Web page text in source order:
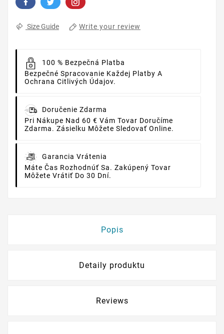
Size Guide Write your review
100 % Bezpečná Platba
Bezpečné Spracovanie Každej Platby A
Ochrana Citlivých Údajov.
Doručenie Zdarma
Pri Nákupe Nad 60 € Vám Tovar Doručíme
Zdarma. Zásielku Môžete Sledovať Online.
Garancia Vrátenia
Máte Čas Rozhodnúť Sa. Zakúpený Tovar
Môžete Vrátiť Do 30 Dní.
Popis
Detaily produktu
Reviews